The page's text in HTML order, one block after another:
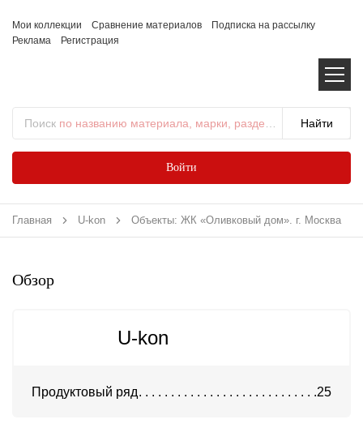
Мои коллекции Сравнение материалов
Подписка на рассылку
Реклама
Регистрация
Поиск по названию материала, марки, раздела...
Войти
Главная U-kon Объекты: ЖК «Оливковый дом». г. Москва
Обзор
U-kon
Продуктовый ряд 25